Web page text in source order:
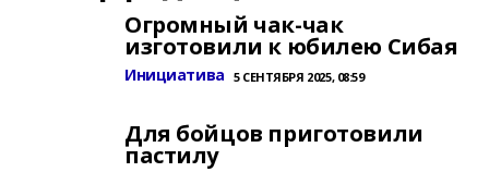
Огромный чак-чак
изготовили к юбилею Сибая
Инициатива 5 СЕНТЯБРЯ 2025, 08:59
Для бойцов приготовили
пастилу